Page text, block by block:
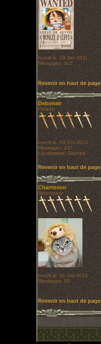
Inscrit le: 18 Jan 2011
Messages: 315
Revenir en haut de page
Debonair
Paladin
Inscrit le: 03 Oct 2013
Messages: 237
Localisation: Seynod
Revenir en haut de page
Charrisson
Spectateur
Inscrit le: 31 Oct 2014
Messages: 10
Revenir en haut de page